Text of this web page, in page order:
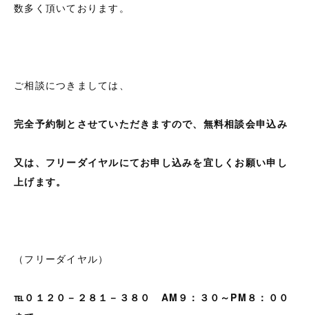
数多く頂いております。
ご相談につきましては、
完全予約制とさせていただきますので、無料相談会申込み
又は、フリーダイヤルにてお申し込みを宜しくお願い申し
上げます。
（フリーダイヤル）
℡０１２０－２８１－３８０ AM９：３０～PM８：００